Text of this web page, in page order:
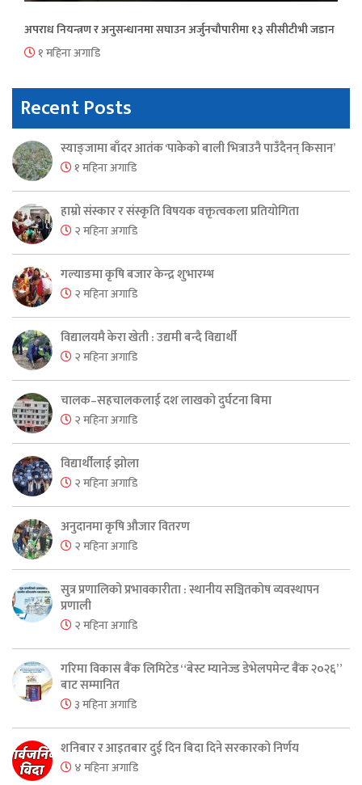
अपराध नियन्त्रण र अनुसन्धानमा सघाउन अर्जुनचौपारीमा १३ सीसीटीभी जडान
१ महिना अगाडि
Recent Posts
स्याङ्जामा बाँदर आतंक ‘पाकेको बाली भित्राउनै पाउँदैनन् किसान’
१ महिना अगाडि
हाम्रो संस्कार र संस्कृति विषयक वक्तृत्वकला प्रतियोगिता
२ महिना अगाडि
गल्याङमा कृषि बजार केन्द्र शुभारम्भ
२ महिना अगाडि
विद्यालयमै केरा खेती : उद्यमी बन्दै विद्यार्थी
२ महिना अगाडि
चालक–सहचालकलाई दश लाखको दुर्घटना बिमा
२ महिना अगाडि
विद्यार्थीलाई झोला
२ महिना अगाडि
अनुदानमा कृषि औजार वितरण
२ महिना अगाडि
सुत्र प्रणालिको प्रभावकारीता : स्थानीय सञ्चितकोष व्यवस्थापन
प्रणाली
२ महिना अगाडि
गरिमा विकास बैंक लिमिटेड “बेस्ट म्यानेज्ड डेभेलपमेन्ट बैंक २०२६”
बाट सम्मानित
३ महिना अगाडि
शनिबार र आइतबार दुई दिन बिदा दिने सरकारको निर्णय
४ महिना अगाडि